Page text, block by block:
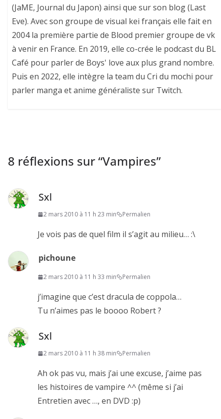
(JaME, Journal du Japon) ainsi que sur son blog (Last
Eve). Avec son groupe de visual kei français elle fait en
2004 la première partie de Blood premier groupe de vk
à venir en France. En 2019, elle co-crée le podcast du BL
Café pour parler de Boys' love aux plus grand nombre.
Puis en 2022, elle intègre la team du Cri du mochi pour
parler manga et anime généraliste sur Twitch.
8 réflexions sur “Vampires”
Sxl
2 mars 2010 à 11 h 23 min Permalien
Je vois pas de quel film il s’agit au milieu… :\
pichoune
2 mars 2010 à 11 h 33 min Permalien
j’imagine que c’est dracula de coppola…
Tu n’aimes pas le boooo Robert ?
Sxl
2 mars 2010 à 11 h 38 min Permalien
Ah ok pas vu, mais j’ai une excuse, j’aime pas
les histoires de vampire ^^ (même si j’ai
Entretien avec …, en DVD :p)